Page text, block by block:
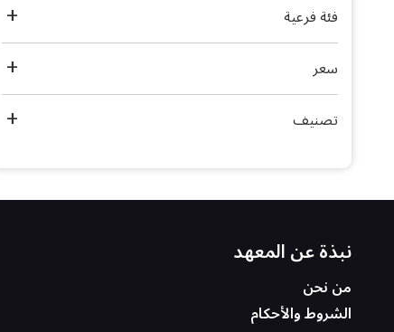
فئة فرعية
سعر
تصنيف
نبذة عن المعهد
من نحن
الشروط والأحكام